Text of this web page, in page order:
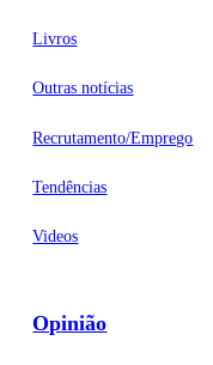
Livros
Outras notícias
Recrutamento/Emprego
Tendências
Videos
Opinião